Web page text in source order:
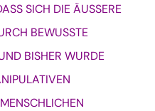
SICH DIE ÄUSSERE
BEWUSSTE
BISHER WURDE